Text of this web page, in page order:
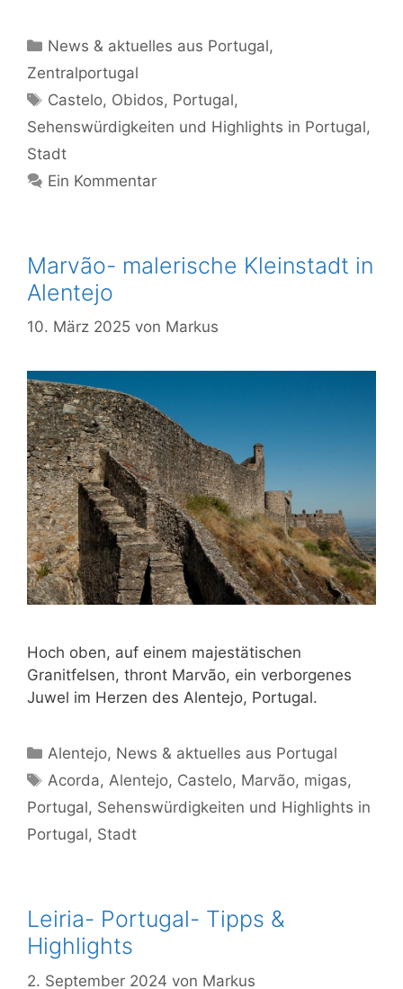
Kategorien
News & aktuelles aus Portugal,
Zentralportugal
Schlagwörter
Castelo, Obidos, Portugal,
Sehenswürdigkeiten und Highlights in Portugal,
Stadt
Ein Kommentar
Marvão- malerische Kleinstadt in
Alentejo
10. März 2025 von Markus
Hoch oben, auf einem majestätischen
Granitfelsen, thront Marvão, ein verborgenes
Juwel im Herzen des Alentejo, Portugal.
Kategorien
Alentejo, News & aktuelles aus Portugal
Schlagwörter
Acorda,Alentejo, Castelo, Marvão, migas,
Portugal, Sehenswürdigkeiten und Highlights in
Portugal, Stadt
Leiria- Portugal- Tipps &
Highlights
2. September 2024 von Markus